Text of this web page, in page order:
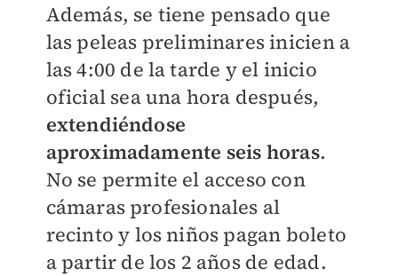
Además, se tiene pensado que
las peleas preliminares inicien a
las 4:00 de la tarde y el inicio
oficial sea una hora después,
extendiéndose
aproximadamente seis horas.
No se permite el acceso con
cámaras profesionales al
recinto y los niños pagan boleto
a partir de los 2 años de edad.